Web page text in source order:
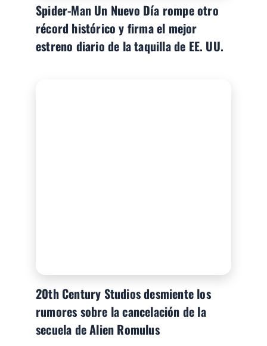
Spider-Man Un Nuevo Día rompe otro
récord histórico y firma el mejor
estreno diario de la taquilla de EE. UU.
20th Century Studios desmiente los
rumores sobre la cancelación de la
secuela de Alien Romulus